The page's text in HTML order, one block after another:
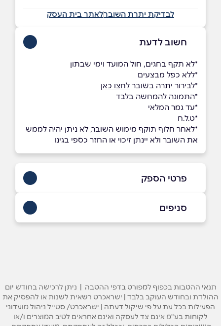
לבדיקת יתרת השוברלאתר בית העסק
חשוב לדעת
*לא תקף בחגים, חול המועד וימי שבתון
*ללא כפל מבצעים
*לבירור יתרה בשובר לחצו כאן
*התמונה להמחשה בלבד
*עד גמר המלאי
*ט.ל.ח
*לאחר חלוף תוקף מימוש השובר, לא ניתן יהיה לממש
את השובר ולא יינתן זיכוי או החזר כספי בגינו
פרטי הספק
באתר בפייסבוק באינסטגרם
טלפון*
סניפים
תנאי ההטבות בכפוף למפורט בדפי ההטבה | ניתן לרכישה בחודש יום
ההולדת ובחודש העוקב בלבד | ישראכרט רשאית לשנות או להפסיק את
הפעילות בכל עת על פי שיקול דעתה | ישראכרט/ סטייל ניהול מועדוני
לקוחות בע"מ אינם צד לעסקה ואינם אחראים לטיב המוצרים ו/או